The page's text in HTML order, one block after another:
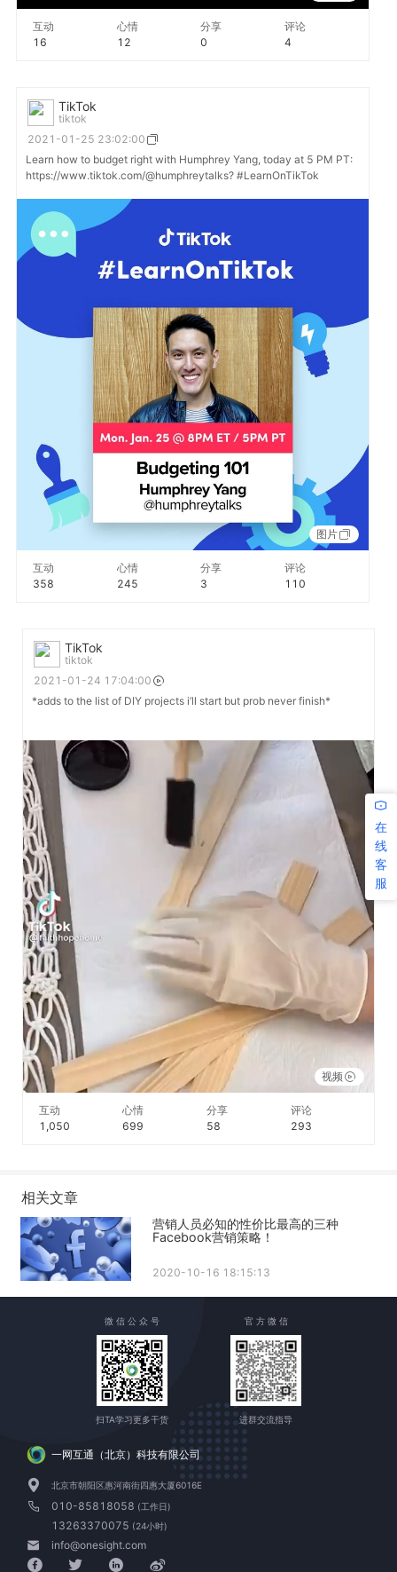
互动
16
心情
12
分享
0
评论
4
TikTok
tiktok
2021-01-25 23:02:00
Learn how to budget right with Humphrey Yang, today at 5 PM PT:
https://www.tiktok.com/@humphreytalks? #LearnOnTikTok
图片
互动
358
心情
245
分享
3
评论
110
TikTok
tiktok
2021-01-24 17:04:00
*adds to the list of DIY projects i’ll start but prob never finish*
视频
互动
1,050
心情
699
分享
58
评论
293
相关文章
营销人员必知的性价比最高的三种
Facebook营销策略！
2020-10-16 18:15:13
在
线
客
服
一网互通（北京）科技有限公司
北京市朝阳区惠河南街四惠大厦6016E
010-85818058 (工作日)
13263370075 (24小时)
info@onesight.com
微 信 公 众 号
扫TA学习更多干货
官 方 微 信
进群交流指导